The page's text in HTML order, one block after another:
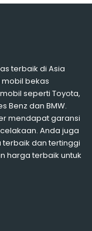
terbaik di Asia
bekas
seperti Toyota,
Benz dan BMW.
mendapat garansi
Anda juga
dan tertinggi
harga terbaik untuk